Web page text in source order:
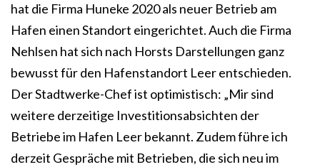
hat die Firma Huneke 2020 als neuer Betrieb am
Hafen einen Standort eingerichtet. Auch die Firma
Nehlsen hat sich nach Horsts Darstellungen ganz
bewusst für den Hafenstandort Leer entschieden.
Der Stadtwerke-Chef ist optimistisch: „Mir sind
weitere derzeitige Investitionsabsichten der
Betriebe im Hafen Leer bekannt. Zudem führe ich
derzeit Gespräche mit Betrieben, die sich neu im